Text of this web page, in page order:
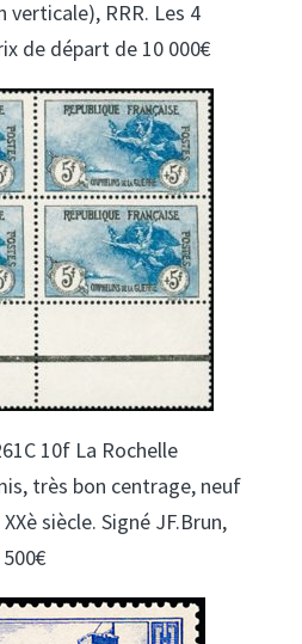
RRR. Les 4
de départ de 10 000€
10f La Rochelle
très bon centrage, neuf
siècle. Signé JF.Brun,